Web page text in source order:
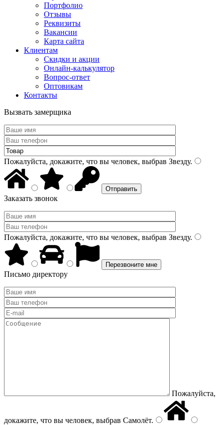
Портфолио
Отзывы
Реквизиты
Вакансии
Карта сайта
Клиентам
Скидки и акции
Онлайн-калькулятор
Вопрос-ответ
Оптовикам
Контакты
Вызвать замерщика
Пожалуйста, докажите, что вы человек, выбрав Звезду.
Заказать звонок
Пожалуйста, докажите, что вы человек, выбрав Звезду.
Письмо директору
Пожалуйста,
докажите, что вы человек, выбрав Самолёт.